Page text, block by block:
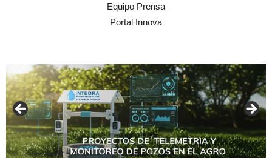
Equipo Prensa
Portal Innova